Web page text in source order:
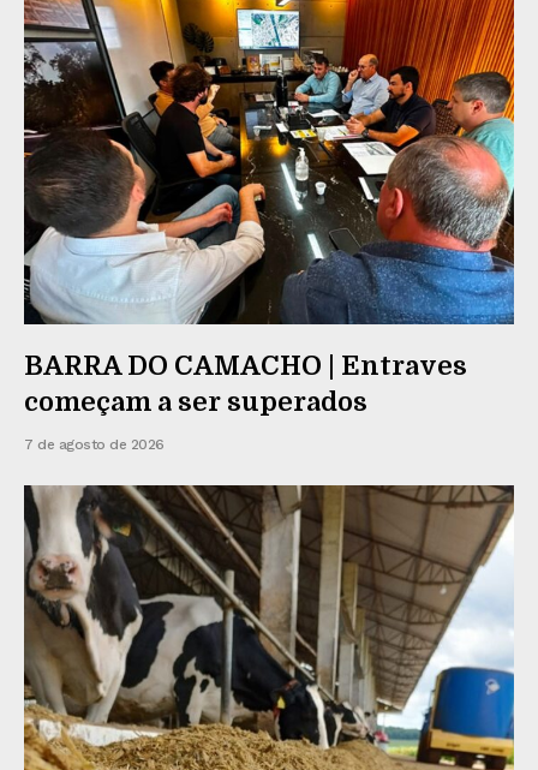
BARRA DO CAMACHO | Entraves
começam a ser superados
7 de agosto de 2026